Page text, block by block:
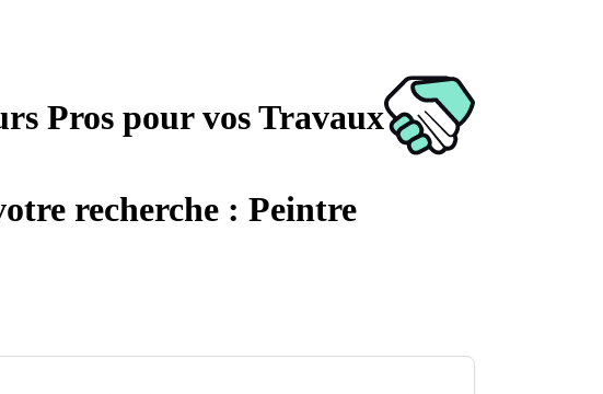
Pros pour vos Travaux
recherche : Peintre